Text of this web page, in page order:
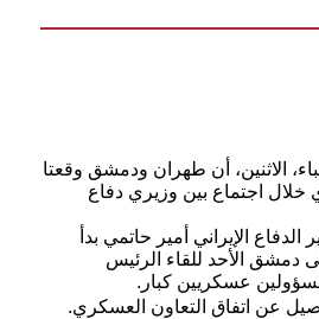
الاثنين، أن طهران ودمشق وقعتا
خلال اجتماع بين وزيري دفاع
الإيراني أمير حاتمي بدأ
دمشق الأحد للقاء الرئيس
عسكريين كبار.
عن اتفاق التعاون العسكري.